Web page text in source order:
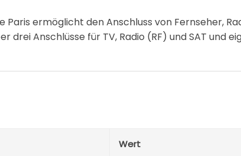
Paris ermöglicht den Anschluss von Fernseher,
drei Anschlüsse für TV, Radio (RF) und SAT und
Wert